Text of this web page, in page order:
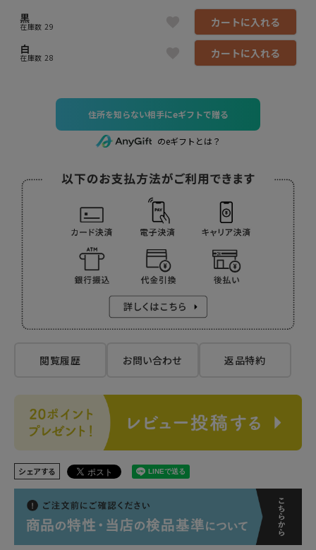
黒
在庫数 29
カートに入れる
白
在庫数 28 カートに入れる
住所を知らない相手にeギフトで贈る
のeギフトとは？
閲覧履歴 お問い合わせ 返品特約
シェアする